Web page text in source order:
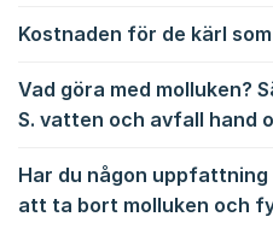
Kostnaden för de kärl
Vad göra med molluken?
S. vatten och avfall hand
Har du någon
att ta bort molluken och